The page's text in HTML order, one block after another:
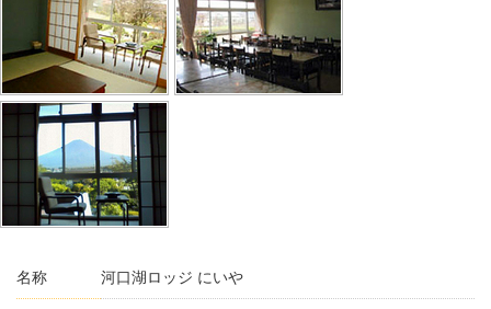
名称 河口湖ロッジ にいや